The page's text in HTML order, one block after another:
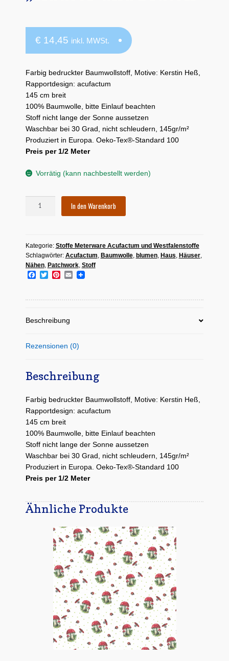
€ 14,45 inkl. MWSt.
Farbig bedruckter Baumwollstoff, Motive: Kerstin Heß,
Rapportdesign: acufactum
145 cm breit
100% Baumwolle, bitte Einlauf beachten
Stoff nicht lange der Sonne aussetzen
Waschbar bei 30 Grad, nicht schleudern, 145gr/m²
Produziert in Europa. Oeko-Tex®-Standard 100
Preis per 1/2 Meter
Vorrätig (kann nachbestellt werden)
Blüten"
Menge
In den Warenkorb
Kategorie: Stoffe Meterware Acufactum und Westfalenstoffe
Schlagwörter: Acufactum Baumwolle, blumen, Haus Häuser,
Nähen, Patchwork, Stoff
F
e
o
T
t
r
P
t
e
E
i
Beschreibung
Rezensionen (0)
Beschreibung
Farbig bedruckter Baumwollstoff, Motive: Kerstin Heß,
Rapportdesign: acufactum
145 cm breit
100% Baumwolle, bitte Einlauf beachten
Stoff nicht lange der Sonne aussetzen
Waschbar bei 30 Grad, nicht schleudern, 145gr/m²
Produziert in Europa. Oeko-Tex®-Standard 100
Preis per 1/2 Meter
Ähnliche Produkte